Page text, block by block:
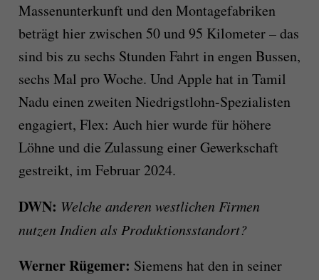
Massenunterkunft und den Montagefabriken
beträgt hier zwischen 50 und 95 Kilometer – das
sind bis zu sechs Stunden Fahrt in engen Bussen,
sechs Mal pro Woche. Und Apple hat in Tamil
Nadu einen zweiten Niedrigstlohn-Spezialisten
engagiert, Flex: Auch hier wurde für höhere
Löhne und die Zulassung einer Gewerkschaft
gestreikt, im Februar 2024.
DWN: Welche anderen westlichen Firmen
nutzen Indien als Produktionsstandort?
Werner Rügemer: Siemens hat den in seiner